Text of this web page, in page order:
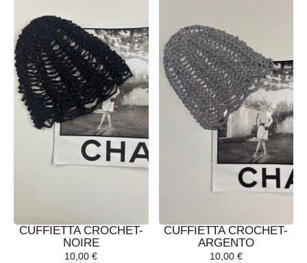
CUFFIETTA CROCHET-
NOIRE
10,00€
CUFFIETTA CROCHET-
ARGENTO
10,00 €